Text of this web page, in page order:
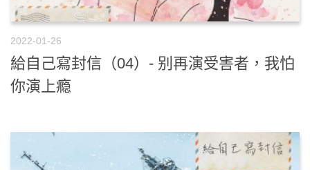
2022-01-26
給自己寫封信（04）- 别再演受害者，我怕
你演上瘾